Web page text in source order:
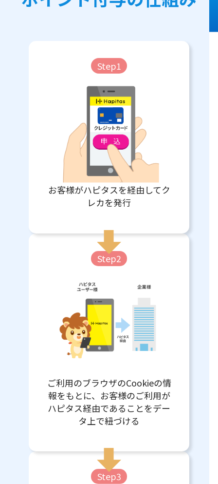
Step1
お客様がハピタスを経由してク
レカを発行
Step2
ご利用のブラウザのCookieの情
報をもとに、お客様のご利用が
ハピタス経由であることをデー
タ上で紐づける
Step3